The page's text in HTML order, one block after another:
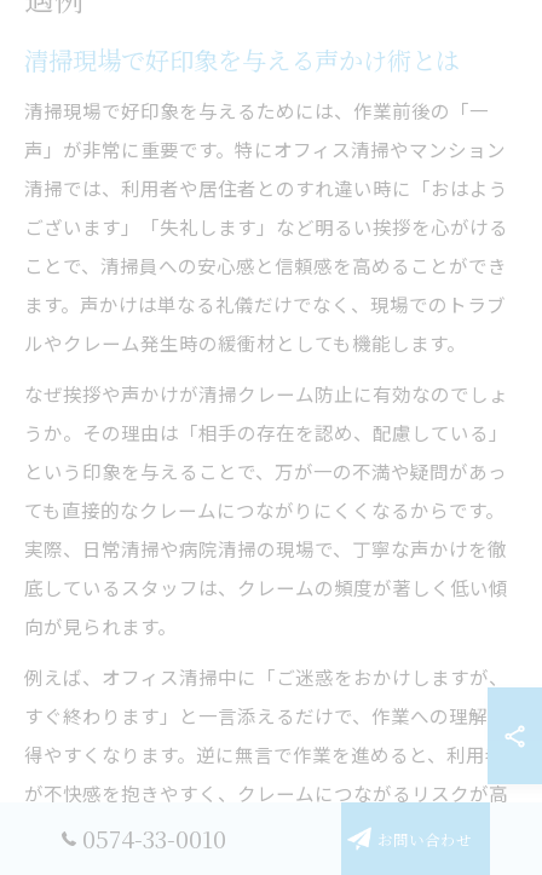
清掃現場で好印象を与える声かけ術とは
清掃現場で好印象を与えるためには、作業前後の「一
声」が非常に重要です。特にオフィス清掃やマンション
清掃では、利用者や居住者とのすれ違い時に「おはよう
ございます」「失礼します」など明るい挨拶を心がける
ことで、清掃員への安心感と信頼感を高めることができ
ます。声かけは単なる礼儀だけでなく、現場でのトラブ
ルやクレーム発生時の緩衝材としても機能します。
なぜ挨拶や声かけが清掃クレーム防止に有効なのでしょ
うか。その理由は「相手の存在を認め、配慮している」
という印象を与えることで、万が一の不満や疑問があっ
ても直接的なクレームにつながりにくくなるからです。
実際、日常清掃や病院清掃の現場で、丁寧な声かけを徹
底しているスタッフは、クレームの頻度が著しく低い傾
向が見られます。
例えば、オフィス清掃中に「ご迷惑をおかけしますが、
すぐ終わります」と一言添えるだけで、作業への理解が
得やすくなります。逆に無言で作業を進めると、利用者
が不快感を抱きやすく、クレームにつながるリスクが高
まるため注意が必要です。声かけは清掃クレームを未然
0574-33-0010 お問い合わせ